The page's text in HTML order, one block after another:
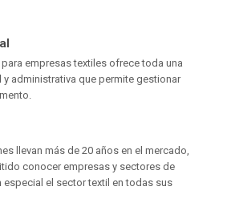
empresas textiles ofrece toda una
administrativa que permite gestionar
llevan más de 20 años en el mercado,
conocer empresas y sectores de
el sector textil en todas sus